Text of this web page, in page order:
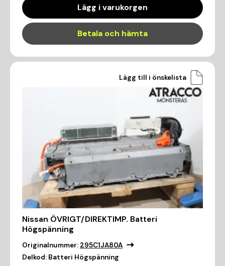
Lägg i varukorgen
Betala och hämta
Lägg till i önskelista
Nissan ÖVRIGT/DIREKTIMP. Batteri
Högspänning
Originalnummer: 295C1JA80A
Delkod: Batteri Högspänning